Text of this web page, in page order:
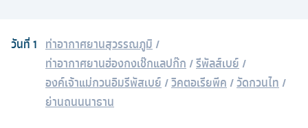
วันที่1 ท่าอากาศยานสุวรรณภูมิ /
ท่าอากาศยานฮ่องกงเช๊กแลปก๊ก /รีพัลส์เบย์ /
องค์เจ้าแม่กวนอิมรีพัสเบย์ /วิคตอเรียพีค /วัดกวนไท /
ย่านถนนนาธาน